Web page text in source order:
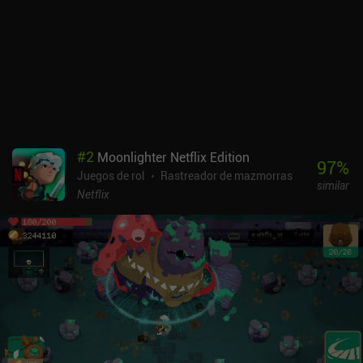
iAPs, podrás disfrutar de la infinita diversidad que ofrece este
juego juegues a la versión que juegues.
#2 Moonlighter Netflix Edition
Juegos de rol
Rastreador de mazmorras
Netflix
97%
similar